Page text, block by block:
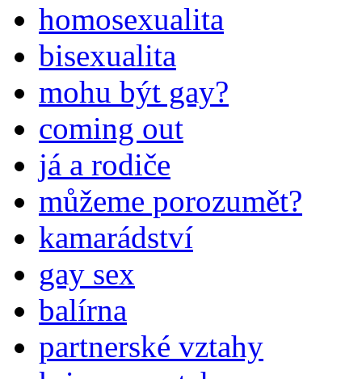
homosexualita
bisexualita
mohu být gay?
coming out
já a rodiče
můžeme porozumět?
kamarádství
gay sex
balírna
partnerské vztahy